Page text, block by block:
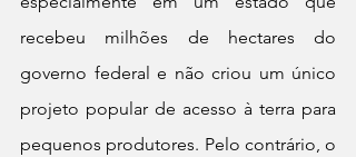
recebeu milhões de hectares do
governo federal e não criou um único
projeto popular de acesso à terra para
pequenos produtores. Pelo contrário, o